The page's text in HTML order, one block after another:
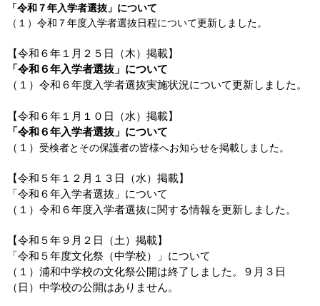
「令和７年入学者選抜」について
（１）令和７年度入学者選抜日程について更新しました。
【令和６年１月２５日（木）掲載】
「令和６年入学者選抜」について
（１）令和６年度入学者選抜実施状況について更新しました。
【令和６年１月１０日（水）掲載】
「令和６年入学者選抜」について
（１） 受検者とその保護者の皆様へお知らせを掲載しました。
【令和５年１２月１３日（水）掲載】
「令和６年入学者選抜」について
（１）令和６年度入学者選抜に関する情報を更新しました。
【令和５年９月２日（土）掲載】
「令和５年度文化祭（中学校）」について
（１）浦和中学校の文化祭公開は終了しました。９月３日
（日）中学校の公開はありません。